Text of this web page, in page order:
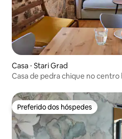
Casa ⋅ Stari Grad
Casa de pedra chique no
Preferido dos hóspedes
Preferido dos hóspedes